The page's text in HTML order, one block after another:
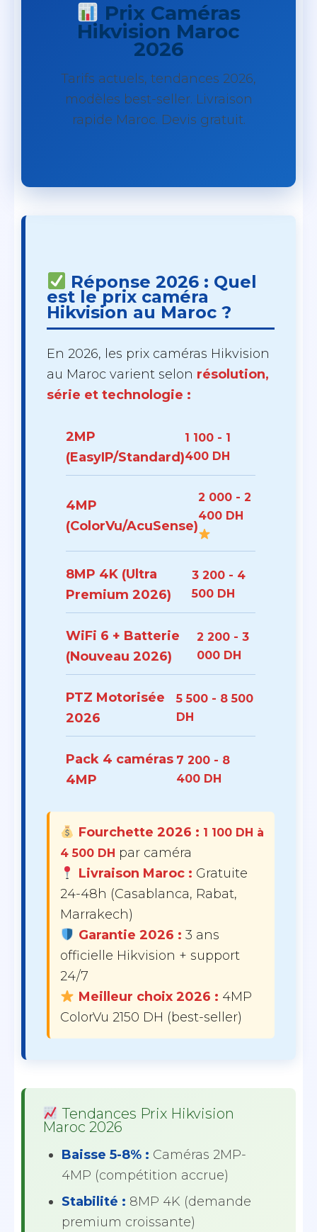
Prix Caméras
Hikvision Maroc
2026
Tarifs actuels, tendances 2026,
modèles best-seller. Livraison
rapide Maroc. Devis gratuit.
Réponse 2026 : Quel
est le prix caméra
Hikvision au Maroc ?
En 2026, les prix caméras Hikvision
au Maroc varient selon résolution,
série et technologie :
2MP
(EasyIP/Standard)
1 100 - 1
400 DH
4MP
(ColorVu/AcuSense)
2 000 - 2
400 DH
8MP 4K (Ultra
Premium 2026)
3 200 - 4
500 DH
WiFi 6 + Batterie
(Nouveau 2026)
2 200 - 3
000 DH
PTZ Motorisée
2026
5 500 - 8 500
DH
Pack 4 caméras
4MP
7 200 - 8
400 DH
Fourchette 2026 : 1 100 DH à
4 500 DH par caméra
Livraison Maroc : Gratuite
24-48h (Casablanca, Rabat,
Marrakech)
Garantie 2026 : 3 ans
officielle Hikvision + support
24/7
Meilleur choix 2026 : 4MP
ColorVu 2150 DH (best-seller)
Tendances Prix Hikvision
Maroc 2026
Baisse 5-8% : Caméras 2MP-
4MP (compétition accrue)
Stabilité : 8MP 4K (demande
premium croissante)